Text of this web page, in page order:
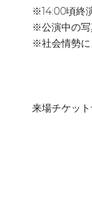
※14:00頃終
※公演中の写
※社会情勢に
来場チケッ